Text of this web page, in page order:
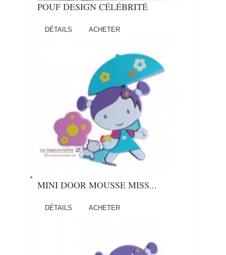
POUF DESIGN CÉLÉBRITÉ
DÉTAILS ACHETER
MINI DOOR MOUSSE MISS...
DÉTAILS ACHETER